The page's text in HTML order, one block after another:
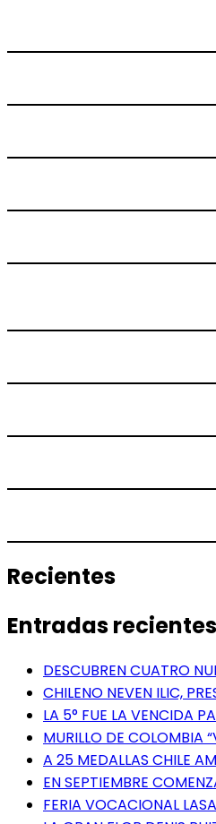
Recientes
Entradas recientes
DESCUBREN CUATRO
CHILENO NEVEN ILIC,
LA 5° FUE LA VENCIDA
MURILLO DE COLOMBIA
A 25 MEDALLAS CHILE
EN SEPTIEMBRE
FERIA VOCACIONAL